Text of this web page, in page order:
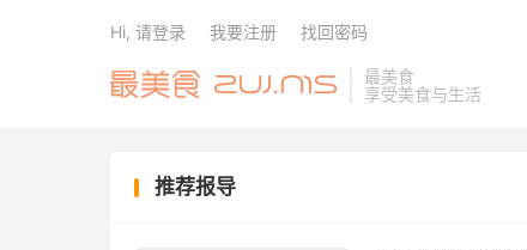
最美食
享受美食与生活
Hi, 请登录 我要注册 找回密码
推荐报导